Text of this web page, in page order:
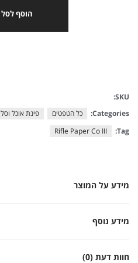
הוסף לסל
מידע על המוצר
מידע נוסף
חוות דעת (0)
SKU:
Categories:
כל הטפטים
פינת אוכל וסלון
Tag:
Rifle Paper Co III